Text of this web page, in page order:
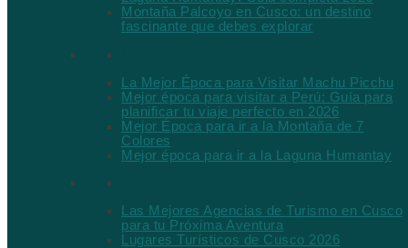
Montaña Palcoyo en Cusco: un destino
fascinante que debes explorar
La Mejor Época para Visitar Machu Picchu
Mejor época para visitar a Perú: Guía para
planificar tu viaje perfecto en 2026
Mejor Época para ir a la Montaña de 7
Colores
Mejor época para ir a la Laguna Humantay
Las Mejores Agencias de Turismo en Cusco
para tu Próxima Aventura
Lugares Turísticos de Cusco 2026